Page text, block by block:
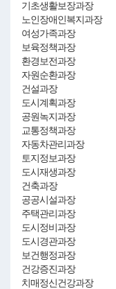
기초생활보장과장
노인장애인복지과장
여성가족과장
보육정책과장
환경보전과장
자원순환과장
건설과장
도시계획과장
공원녹지과장
교통정책과장
자동차관리과장
토지정보과장
도시재생과장
건축과장
공공시설과장
주택관리과장
도시정비과장
도시경관과장
보건행정과장
건강증진과장
치매정신건강과장